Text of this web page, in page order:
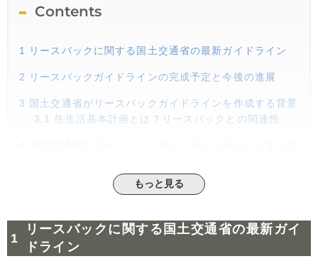
Contents
1 リースバックに関する国土交通省の最新ガイドライン
2 リースバックガイドラインの完成予定と今後の進展
3 国土交通省がリースバックガイドラインを作成する背景
3.1
住生活基本計画とは？リースバックとの関連性
不動産の有効活用促進
4.3トラブルを防ぐためのガイドラインの重要性
4.4実際に発生したリースバックに関するトラブルと
もっと見る
リースバックに関する国土交通省の最新ガイ
ドライン